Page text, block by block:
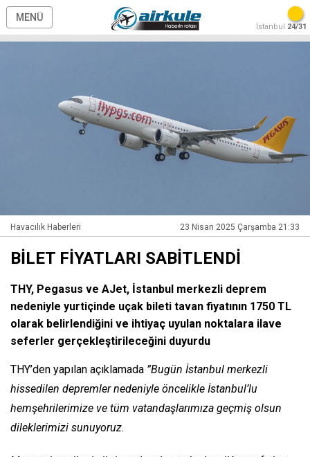
MENÜ
İstanbul 24/31
Havacılık Haberleri 23 Nisan 2025 Çarşamba 21:33
BİLET FİYATLARI SABİTLENDİ
THY, Pegasus ve AJet, İstanbul merkezli deprem
nedeniyle yurtiçinde uçak bileti tavan fiyatının 1750 TL
olarak belirlendiğini ve ihtiyaç uyulan noktalara ilave
seferler gerçekleştirileceğini duyurdu
THY’den yapılan açıklamada ”Bugün İstanbul merkezli
hissedilen depremler nedeniyle öncelikle İstanbul’lu
hemşehrilerimize ve tüm vatandaşlarımıza geçmiş olsun
dileklerimizi sunuyoruz.